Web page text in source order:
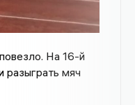
На 16-й
разыграть мяч